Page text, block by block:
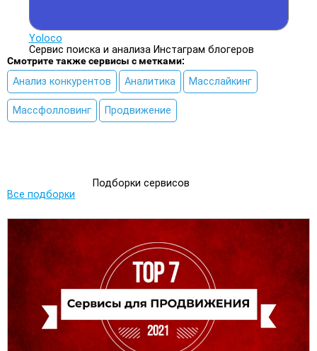
Yoloco
Сервис поиска и анализа Инстаграм блогеров
Смотрите также сервисы с метками:
Анализ конкурентов
Аналитика Масслайкинг
Массфолловинг Продвижение
Подборки сервисов
Все подборки